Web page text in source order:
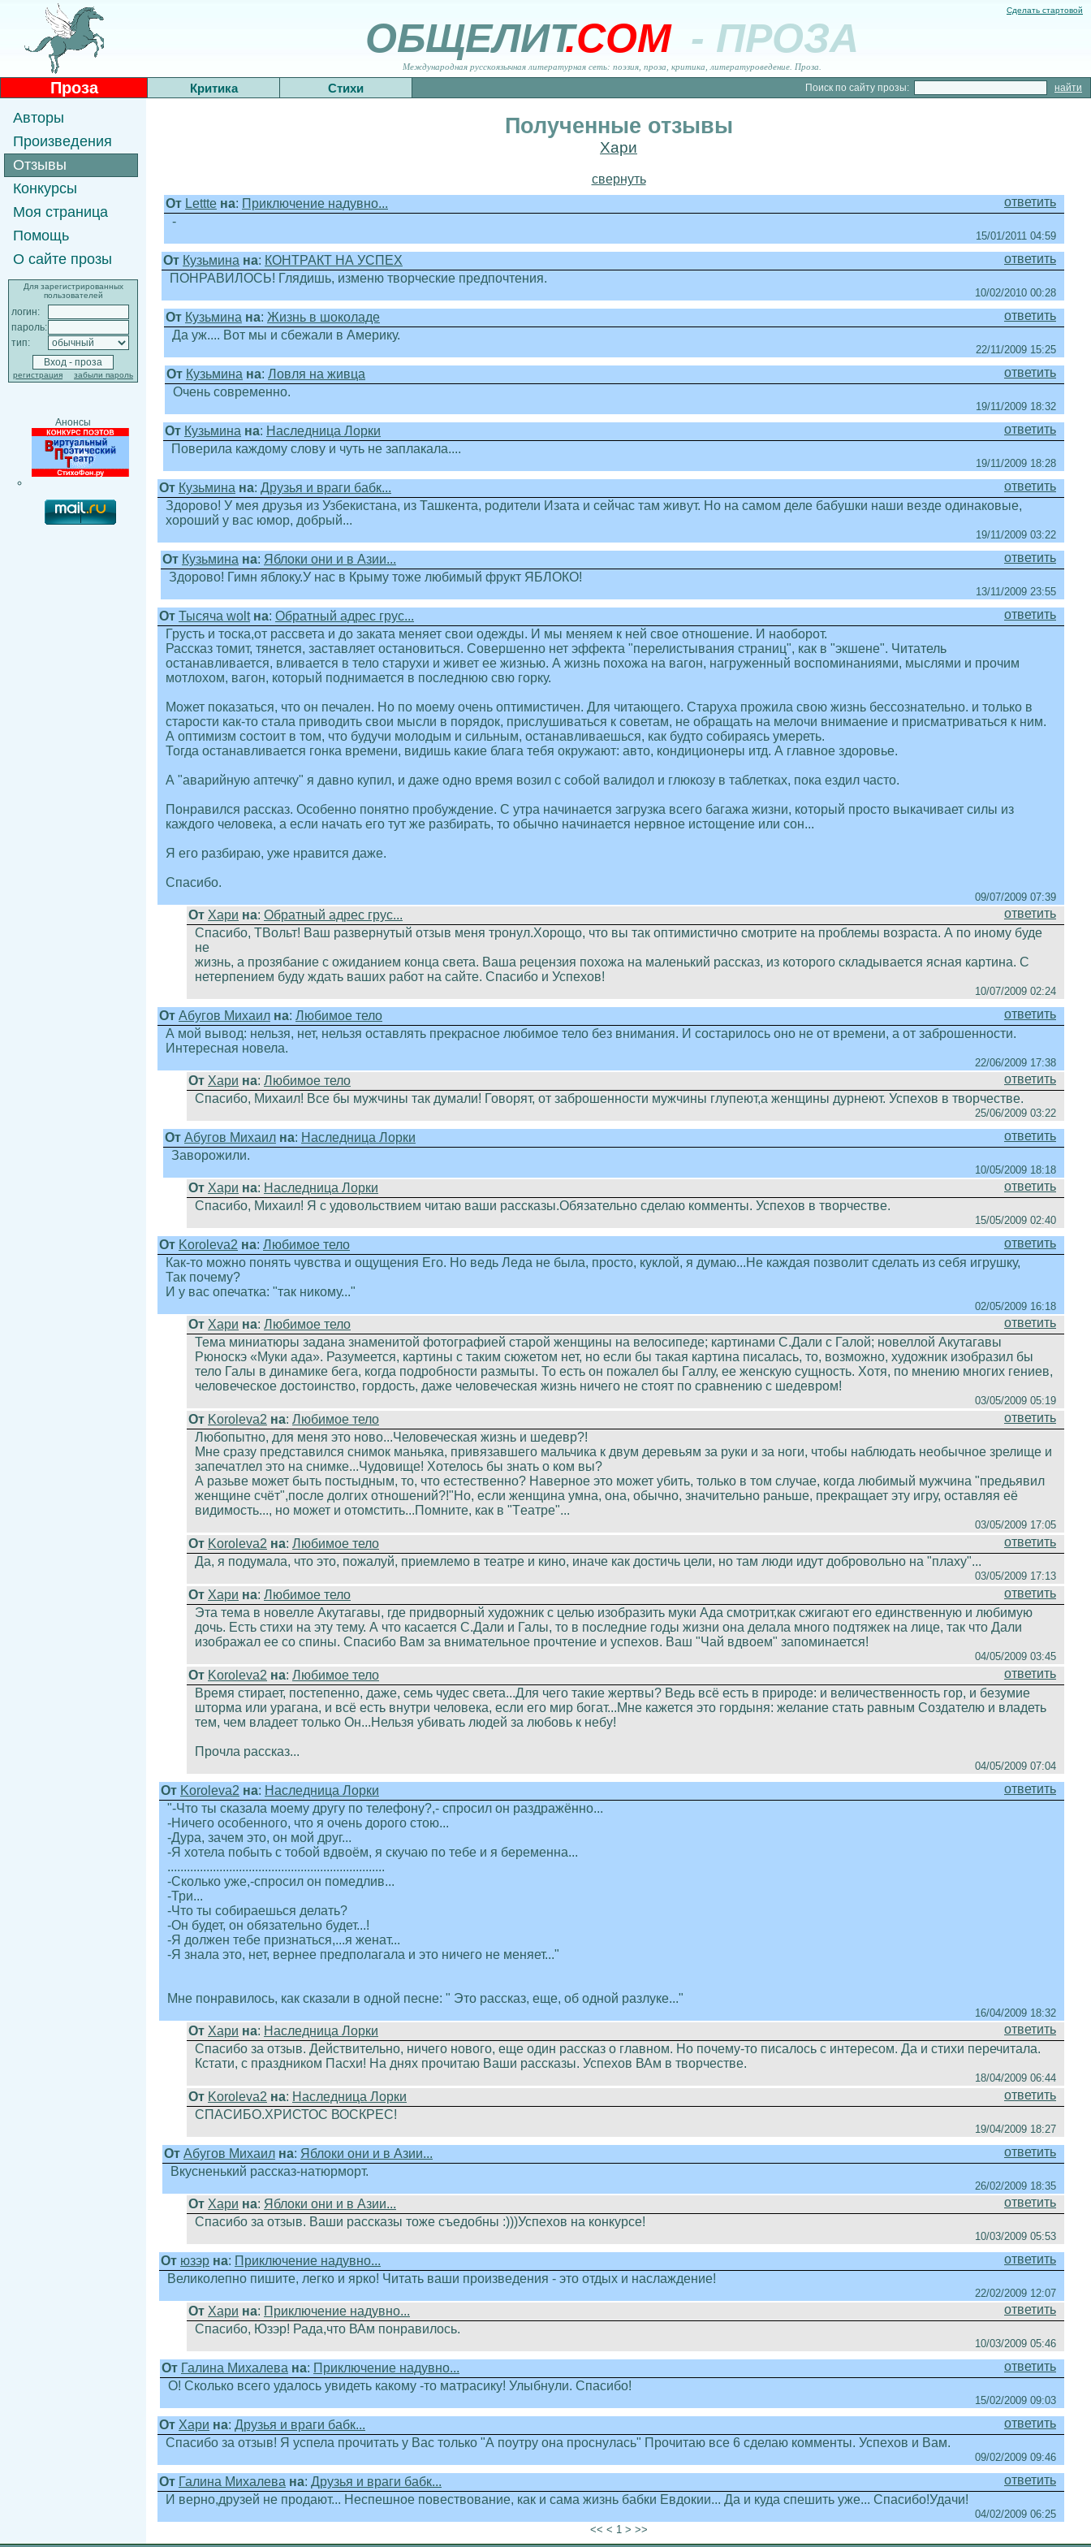
Сделать стартовой
ОБЩЕЛИТ.COM - ПРОЗА
Международная русскоязычная литературная сеть: поэзия, проза, критика, литературоведение. Проза.
Проза Критика Стихи Поиск по сайту прозы:
Авторы
Произведения
Отзывы
Конкурсы
Моя страница
Помощь
О сайте прозы
Для зарегистрированных
пользователей
логин:
пароль:
тип:
регистрация забыли пароль
Анонсы
Полученные отзывы
Хари
свернуть
От Lettte на: Приключение надувно...
ответить
-
15/01/2011 04:59
От Кузьмина на: КОНТРАКТ НА УСПЕХ
ответить
ПОНРАВИЛОСЬ! Глядишь, изменю творческие предпочтения.
10/02/2010 00:28
От Кузьмина на: Жизнь в шоколаде
ответить
Да уж.... Вот мы и сбежали в Америку.
22/11/2009 15:25
От Кузьмина на: Ловля на живца
ответить
Очень современно.
19/11/2009 18:32
От Кузьмина на: Наследница Лорки
ответить
Поверила каждому слову и чуть не заплакала....
19/11/2009 18:28
От Кузьмина на: Друзья и враги бабк...
ответить
Здорово! У мея друзья из Узбекистана, из Ташкента, родители Изата и сейчас там живут. Но на самом деле бабушки наши везде одинаковые,
хороший у вас юмор, добрый...
19/11/2009 03:22
От Кузьмина на: Яблоки они и в Азии...
ответить
Здорово! Гимн яблоку.У нас в Крыму тоже любимый фрукт ЯБЛОКО!
13/11/2009 23:55
От Тысяча wolt на: Обратный адрес грус...
ответить
Грусть и тоска,от рассвета и до заката меняет свои одежды. И мы меняем к ней свое отношение. И наоборот.
Рассказ томит, тянется, заставляет остановиться. Совершенно нет эффекта "перелистывания страниц", как в "экшене". Читатель
останавливается, вливается в тело старухи и живет ее жизнью. А жизнь похожа на вагон, нагруженный воспоминаниями, мыслями и прочим
мотлохом, вагон, который поднимается в последнюю свю горку.
Может показаться, что он печален. Но по моему очень оптимистичен. Для читающего. Старуха прожила свою жизнь бессознательно. и только в
старости как-то стала приводить свои мысли в порядок, прислушиваться к советам, не обращать на мелочи внимаение и присматриваться к ним.
А оптимизм состоит в том, что будучи молодым и сильным, останавливаешься, как будто собираясь умереть.
Тогда останавливается гонка времени, видишь какие блага тебя окружают: авто, кондиционеры итд. А главное здоровье.
А "аварийную аптечку" я давно купил, и даже одно время возил с собой валидол и глюкозу в таблетках, пока ездил часто.
Понравился рассказ. Особенно понятно пробуждение. С утра начинается загрузка всего багажа жизни, который просто выкачивает силы из
каждого человека, а если начать его тут же разбирать, то обычно начинается нервное истощение или сон...
Я его разбираю, уже нравится даже.
Спасибо.
09/07/2009 07:39
От Хари на: Обратный адрес грус...
ответить
Спасибо, ТВольт! Ваш развернутый отзыв меня тронул.Хорощо, что вы так оптимистично смотрите на проблемы возраста. А по иному буде
не
жизнь, а прозябание с ожиданием конца света. Ваша рецензия похожа на маленький рассказ, из которого складывается ясная картина. С
нетерпением буду ждать ваших работ на сайте. Спасибо и Успехов!
10/07/2009 02:24
От Абугов Михаил на: Любимое тело
ответить
А мой вывод: нельзя, нет, нельзя оставлять прекрасное любимое тело без внимания. И состарилось оно не от времени, а от заброшенности.
Интересная новела.
22/06/2009 17:38
От Хари на: Любимое тело
ответить
Спасибо, Михаил! Все бы мужчины так думали! Говорят, от заброшенности мужчины глупеют,а женщины дурнеют. Успехов в творчестве.
25/06/2009 03:22
От Абугов Михаил на: Наследница Лорки
ответить
Заворожили.
10/05/2009 18:18
От Хари на: Наследница Лорки
ответить
Спасибо, Михаил! Я с удовольствием читаю ваши рассказы.Обязательно сделаю комменты. Успехов в творчестве.
15/05/2009 02:40
От Koroleva2 на: Любимое тело
ответить
Как-то можно понять чувства и ощущения Его. Но ведь Леда не была, просто, куклой, я думаю...Не каждая позволит сделать из себя игрушку,
Так почему?
И у вас опечатка: "так никому..."
02/05/2009 16:18
От Хари на: Любимое тело
ответить
Тема миниатюры задана знаменитой фотографией старой женщины на велосипеде; картинами С.Дали с Галой; новеллой Акутагавы
Рюноскэ «Муки ада». Разумеется, картины с таким сюжетом нет, но если бы такая картина писалась, то, возможно, художник изобразил бы
тело Галы в динамике бега, когда подробности размыты. То есть он пожалел бы Галлу, ее женскую сущность. Хотя, по мнению многих гениев,
человеческое достоинство, гордость, даже человеческая жизнь ничего не стоят по сравнению с шедевром!
03/05/2009 05:19
От Koroleva2 на: Любимое тело
ответить
Любопытно, для меня это ново...Человеческая жизнь и шедевр?!
Мне сразу представился снимок маньяка, привязавшего мальчика к двум деревьям за руки и за ноги, чтобы наблюдать необычное зрелище и
запечатлел это на снимке...Чудовище! Хотелось бы знать о ком вы?
А разьве может быть постыдным, то, что естественно? Наверное это может убить, только в том случае, когда любимый мужчина "предьявил
женщине счёт",после долгих отношений?!"Но, если женщина умна, она, обычно, значительно раньше, прекращает эту игру, оставляя её
видимость..., но может и отомстить...Помните, как в "Tеатре"...
03/05/2009 17:05
От Koroleva2 на: Любимое тело
ответить
Да, я подумала, что это, пожалуй, приемлемо в театре и кино, иначе как достичь цели, но там люди идут добровольно на "плаху"...
03/05/2009 17:13
От Хари на: Любимое тело
ответить
Эта тема в новелле Акутагавы, где придворный художник с целью изобразить муки Ада смотрит,как сжигают его единственную и любимую
дочь. Есть стихи на эту тему. А что касается С.Дали и Галы, то в последние годы жизни она делала много подтяжек на лице, так что Дали
изображал ее со спины. Спасибо Вам за внимательное прочтение и успехов. Ваш "Чай вдвоем" запоминается!
04/05/2009 03:45
От Koroleva2 на: Любимое тело
ответить
Время стирает, постепенно, даже, семь чудес света...Для чего такие жертвы? Ведь всё есть в природе: и величественность гор, и безумие
шторма или урагана, и всё есть внутри человека, если его мир богат...Мне кажется это гордыня: желание стать равным Создателю и владеть
тем, чем владеет только Он...Нельзя убивать людей за любовь к небу!
Прочла рассказ...
04/05/2009 07:04
От Koroleva2 на: Наследница Лорки
ответить
"-Что ты сказала моему другу по телефону?,- спросил он раздражённо...
-Ничего особенного, что я очень дорого стою...
-Дура, зачем это, он мой друг...
-Я хотела побыть с тобой вдвоём, я скучаю по тебе и я беременна...
...................................................................
-Сколько уже,-спросил он помедлив...
-Три...
-Что ты собираешься делать?
-Он будет, он обязательно будет...!
-Я должен тебе признаться,...я женат...
-Я знала это, нет, вернее предполагала и это ничего не меняет..."
Мне понравилось, как сказали в одной песне: " Это рассказ, еще, об одной разлуке..."
16/04/2009 18:32
От Хари на: Наследница Лорки
ответить
Спасибо за отзыв. Действительно, ничего нового, еще один рассказ о главном. Но почему-то писалось с интересом. Да и стихи перечитала.
Кстати, с праздником Пасхи! На днях прочитаю Ваши рассказы. Успехов ВАм в творчестве.
18/04/2009 06:44
От Koroleva2 на: Наследница Лорки
ответить
СПАСИБО.ХРИСТОС ВОСКРЕС!
19/04/2009 18:27
От Абугов Михаил на: Яблоки они и в Азии...
ответить
Вкусненький рассказ-натюрморт.
26/02/2009 18:35
От Хари на: Яблоки они и в Азии...
ответить
Спасибо за отзыв. Ваши рассказы тоже съедобны :)))Успехов на конкурсе!
10/03/2009 05:53
От юзэр на: Приключение надувно...
ответить
Великолепно пишите, легко и ярко! Читать ваши произведения - это отдых и наслаждение!
22/02/2009 12:07
От Хари на: Приключение надувно...
ответить
Спасибо, Юзэр! Рада,что ВАм понравилось.
10/03/2009 05:46
От Галина Михалева на: Приключение надувно...
ответить
О! Сколько всего удалось увидеть какому -то матрасику! Улыбнули. Спасибо!
15/02/2009 09:03
От Хари на: Друзья и враги бабк...
ответить
Спасибо за отзыв! Я успела прочитать у Вас только "А поутру она проснулась" Прочитаю все 6 сделаю комменты. Успехов и Вам.
09/02/2009 09:46
От Галина Михалева на: Друзья и враги бабк...
ответить
И верно,друзей не продают... Неспешное повествование, как и сама жизнь бабки Евдокии... Да и куда спешить уже... Спасибо!Удачи!
04/02/2009 06:25
<< < 1 > >>